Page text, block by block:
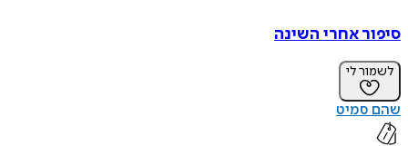
סיפור אחרי השינה
לשמור לי
שהם סמיט